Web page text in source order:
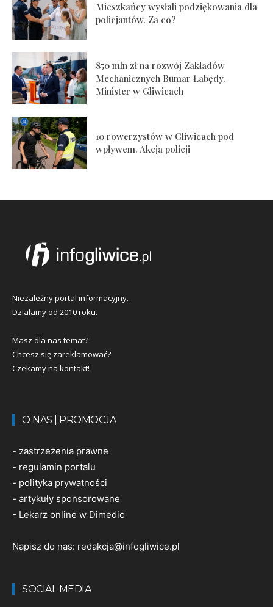
Mieszkańcy wysłali podziękowania dla
policjantów. Za co?
850 mln zł na rozwój Zakładów
Mechanicznych Bumar Łabędy.
Minister w Gliwicach
10 rowerzystów w Gliwicach pod
wpływem. Akcja policji
Niezależny portal informacyjny.
Działamy od 2010 roku.
Masz dla nas temat?
Chcesz się zareklamować?
Czekamy na kontakt!
O NAS | PROMOCJA
- zastrzeżenia prawne
- regulamin portalu
- polityka prywatności
- artykuły sponsorowane
- Lekarz online w Dimedic
Napisz do nas: redakcja@infogliwice.pl
SOCIAL MEDIA